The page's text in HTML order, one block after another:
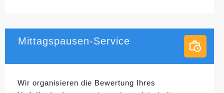
Mittagspausen-Service
Wir organisieren die Bewertung Ihres